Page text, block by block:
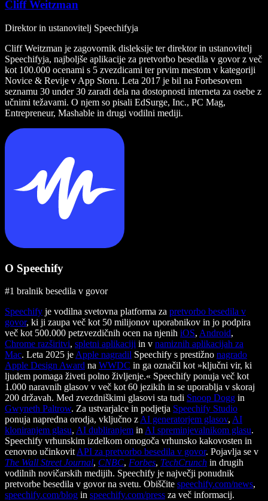
Cliff Weitzman
Direktor in ustanovitelj Speechifyja
Cliff Weitzman je zagovornik disleksije ter direktor in ustanovitelj
Speechifyja, najboljše aplikacije za pretvorbo besedila v govor z več
kot 100.000 ocenami s 5 zvezdicami ter prvim mestom v kategoriji
Novice & Revije v App Storu. Leta 2017 je bil na Forbesovem
seznamu 30 under 30 zaradi dela na dostopnosti interneta za osebe z
učnimi težavami. O njem so pisali EdSurge, Inc., PC Mag,
Entrepreneur, Mashable in drugi vodilni mediji.
O Speechify
#1 bralnik besedila v govor
Speechify je vodilna svetovna platforma za pretvorbo besedila v
govor, ki ji zaupa več kot 50 milijonov uporabnikov in jo podpira
več kot 500.000 petzvezdičnih ocen na njenih iOS, Android,
Chrome razširitvi, spletni aplikaciji in v namiznih aplikacijah za
Mac. Leta 2025 je Apple nagradil Speechify s prestižno nagrado
Apple Design Award na WWDC in ga označil kot »ključni vir, ki
ljudem pomaga živeti polno življenje.« Speechify ponuja več kot
1.000 naravnih glasov v več kot 60 jezikih in se uporablja v skoraj
200 državah. Med zvezdniškimi glasovi sta tudi Snoop Dogg in
Gwyneth Paltrow. Za ustvarjalce in podjetja Speechify Studio
ponuja napredna orodja, vključno z AI generatorjem glasov, AI
kloniranjem glasu, AI dubliranjem in AI spreminjevalnikom glasu.
Speechify vrhunskim izdelkom omogoča vrhunsko kakovosten in
cenovno učinkovit API za pretvorbo besedila v govor. Pojavlja se v
The Wall Street Journal, CNBC, Forbes, TechCrunch in drugih
vodilnih novičarskih medijih. Speechify je največji ponudnik
pretvorbe besedila v govor na svetu. Obiščite speechify.com/news,
speechify.com/blog in speechify.com/press za več informacij.